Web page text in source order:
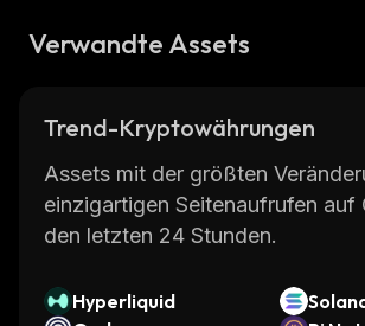
Verwandte Assets
Trend-Kryptowährungen
Assets mit der größten
einzigartigen Seitenaufrufen auf
den letzten 24 Stunden.
Hyperliquid